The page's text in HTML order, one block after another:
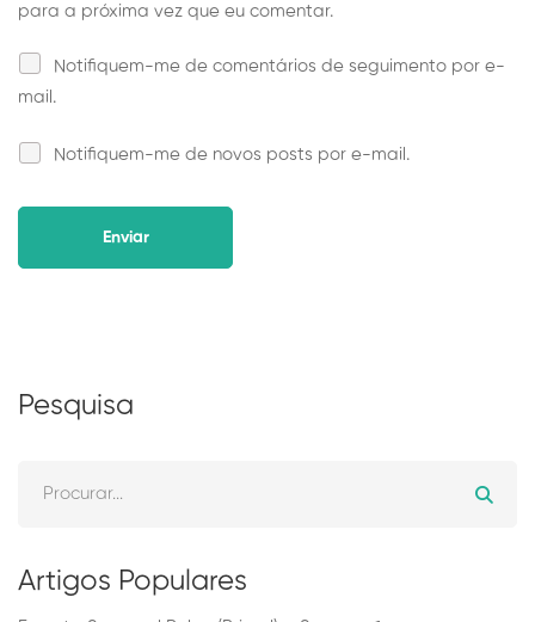
para a próxima vez que eu comentar.
Notifiquem-me de comentários de seguimento por e-
mail.
Notifiquem-me de novos posts por e-mail.
Pesquisa
Artigos Populares